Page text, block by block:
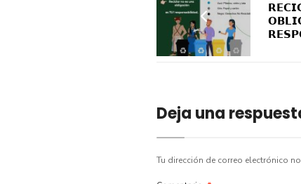
Deja una
Tu dirección de correo electrónico